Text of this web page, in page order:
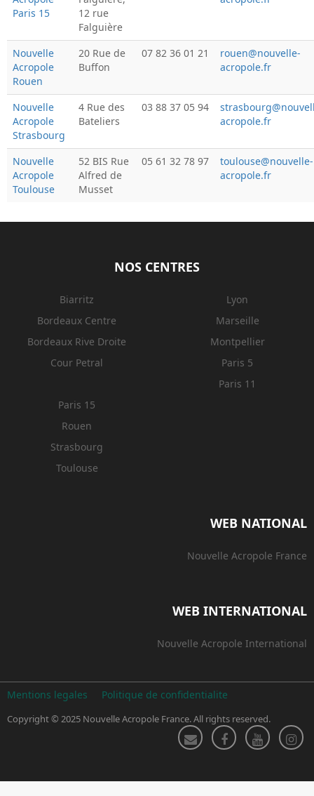
Paris 15
12 rue
Falguière
Nouvelle
Acropole
Rouen
20 Rue de
Buffon
07 82 36 01 21
rouen@nouvelle-
acropole.fr
Nouvelle
Acropole
Strasbourg
4 Rue des
Bateliers
03 88 37 05 94
acropole.fr
Nouvelle
Acropole
Toulouse
52 BIS Rue
Alfred de
Musset
05 61 32 78 97
toulouse@nouvelle-
acropole.fr
NOS CENTRES
Biarritz
Bordeaux Centre
Bordeaux Rive Droite
Cour Petral
Lyon
Marseille
Montpellier
Paris 5
Paris 11
Paris 15
Rouen
Strasbourg
Toulouse
WEB NATIONAL
Nouvelle Acropole France
WEB INTERNATIONAL
Nouvelle Acropole International
Mentions legales Politique de confidentialite
Copyright © 2025 Nouvelle Acropole France. All rights reserved.